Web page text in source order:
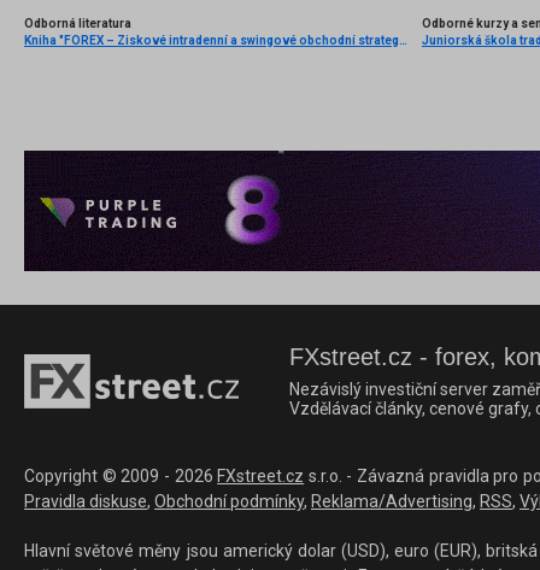
Odborná literatura
Kniha "FOREX – Ziskové intradenní a swingové obchodní strategie" od Kathy Lien vychází v češtině!
Odborné kurzy a
Juniorská škola
FXstreet.cz - forex,
Nezávislý investiční server
Vzdělávací články, cenové
Copyright © 2009 - 2026 FXstreet.cz s.r.o. - Závazná pravidla pro
Pravidla diskuse, Obchodní podmínky, Reklama/Advertising, RSS,
Hlavní světové měny jsou americký dolar (USD), euro (EUR),